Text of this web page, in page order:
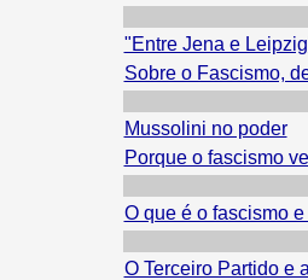
"Entre Jena e
Sobre o Fascismo,
Mussolini no poder
Porque o fascismo
O que é o fascismo
O Terceiro Partido e